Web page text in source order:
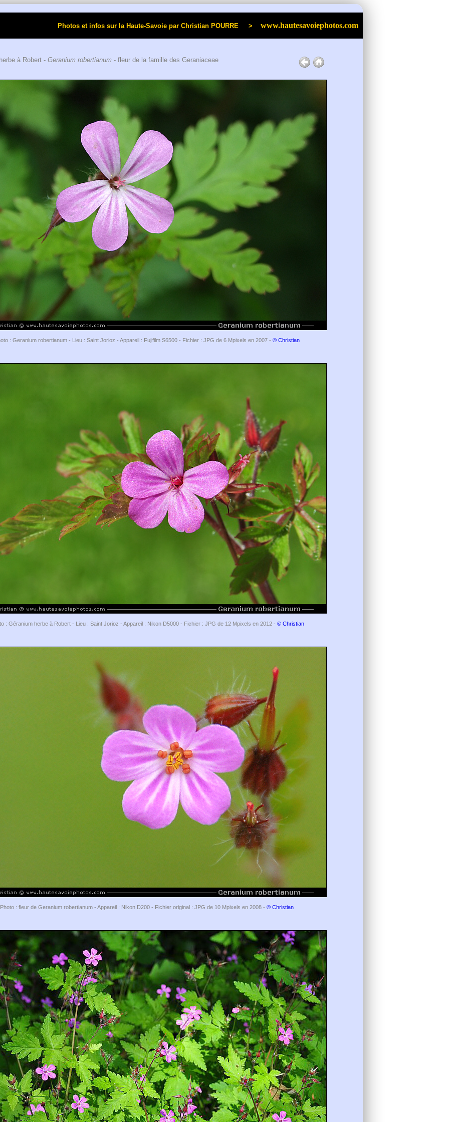
Photos et infos sur la Haute-Savoie par Christian POURRE > www.hautesavoiephotos.com
à Robert - Geranium robertianum - fleur de la famille des Geraniaceae
: Geranium robertianum - Lieu : Saint Jorioz - Appareil : Fujifilm S6500 - Fichier : JPG de 6 Mpixels en 2007 - © Christian
: Géranium herbe à Robert - Lieu : Saint Jorioz - Appareil : Nikon D5000 - Fichier : JPG de 12 Mpixels en 2012 - © Christian
Photo : fleur de Geranium robertianum - Appareil : Nikon D200 - Fichier original : JPG de 10 Mpixels en 2008 - © Christian